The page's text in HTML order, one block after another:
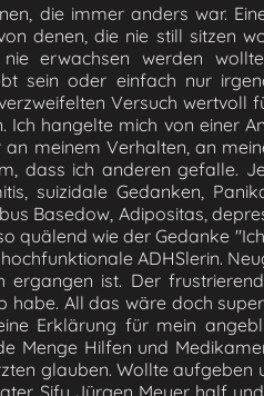
die immer anders war.
denen, die nie still sitzen
erwachsen werden
sein oder einfach nur
Versuch wertvoll
Ich hangelte mich von einer
an meinem Verhalten, an
dass ich anderen gefalle.
suizidale Gedanken,
Basedow, Adipositas,
quälend wie der Gedanke
ADHSlerin.
ergangen ist. Der
habe. All das wäre doch
Erklärung für mein
Menge Hilfen und
glauben. Wollte aufgeben
Sifu Jürgen Meyer half